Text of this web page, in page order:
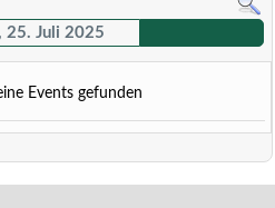
25. Juli 2025
Events gefunden